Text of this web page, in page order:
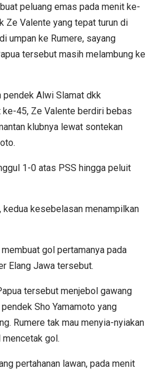
peluang emas pada menit ke-
Ze Valente yang tepat turun di
umpan ke Rumere, sayang
tersebut masih melambung ke
pendek Alwi Slamat dkk
ke-45, Ze Valente berdiri bebas
klubnya lewat sontekan
1-0 atas PSS hingga peluit
kedua kesebelasan menampilkan
gol pertamanya pada
Elang Jawa tersebut.
tersebut menjebol gawang
Sho Yamamoto yang
Rumere tak mau menyia-nyiakan
gol.
pertahanan lawan, pada menit